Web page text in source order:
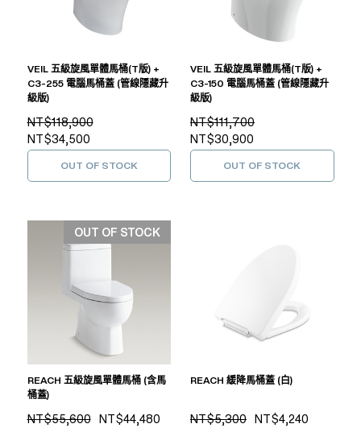
VEIL 五級旋風單體馬桶(T版) +
C3-255 電腦馬桶蓋 (管線隱藏升
級版)
NT$118,900
NT$34,500
OUT OF STOCK
VEIL 五級旋風單體馬桶(T版) +
C3-150 電腦馬桶蓋 (管線隱藏升
級版)
NT$111,700
NT$30,900
OUT OF STOCK
OUT OF STOCK
REACH 五級旋風單體馬桶 (含馬
桶蓋)
NT$55,600 NT$44,480
REACH 緩降馬桶蓋 (白)
NT$5,300 NT$4,240